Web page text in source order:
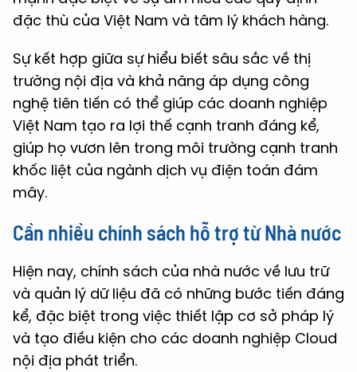
đặc thù của Việt Nam và tâm lý khách hàng.
Sự kết hợp giữa sự hiểu biết sâu sắc về thị
trường nội địa và khả năng áp dụng công
nghệ tiên tiến có thể giúp các doanh nghiệp
Việt Nam tạo ra lợi thế cạnh tranh đáng kể,
giúp họ vươn lên trong môi trường cạnh tranh
khốc liệt của ngành dịch vụ điện toán đám
mây.
Cần nhiều chính sách hỗ trợ từ Nhà nước
Hiện nay, chính sách của nhà nước về lưu trữ
và quản lý dữ liệu đã có những bước tiến đáng
kể, đặc biệt trong việc thiết lập cơ sở pháp lý
và tạo điều kiện cho các doanh nghiệp Cloud
nội địa phát triển.